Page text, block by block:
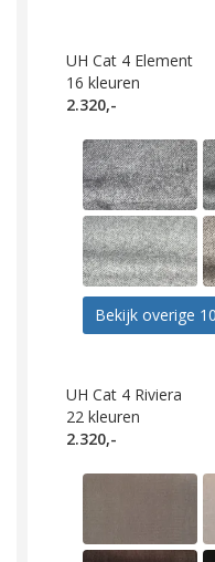
UH Cat 4 Element
16 kleuren
2.320,-
Bekijk overige
UH Cat 4 Riviera
22 kleuren
2.320,-